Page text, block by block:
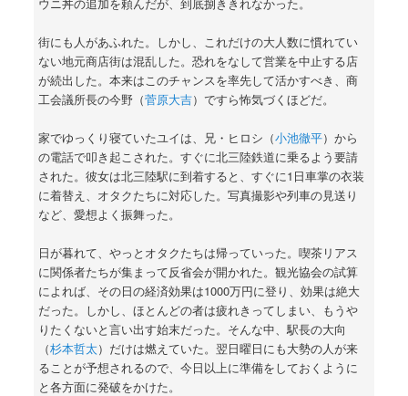
街にも人があふれた。しかし、これだけの大人数に慣れてい
ない地元商店街は混乱した。恐れをなして営業を中止する店
が続出した。本来はこのチャンスを率先して活かすべき、商
工会議所長の今野（菅原大吉）ですら怖気づくほどだ。
家でゆっくり寝ていたユイは、兄・ヒロシ（小池徹平）から
の電話で叩き起こされた。すぐに北三陸鉄道に乗るよう要請
された。彼女は北三陸駅に到着すると、すぐに1日車掌の衣装
に着替え、オタクたちに対応した。写真撮影や列車の見送り
など、愛想よく振舞った。
日が暮れて、やっとオタクたちは帰っていった。喫茶リアス
に関係者たちが集まって反省会が開かれた。観光協会の試算
によれば、その日の経済効果は1000万円に登り、効果は絶大
だった。しかし、ほとんどの者は疲れきってしまい、もうや
りたくないと言い出す始末だった。そんな中、駅長の大向
（杉本哲太）だけは燃えていた。翌日曜日にも大勢の人が来
ることが予想されるので、今日以上に準備をしておくように
と各方面に発破をかけた。